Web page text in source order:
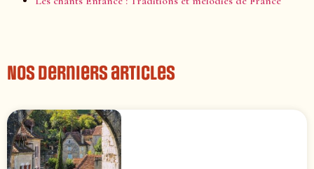
Nos derniers articles